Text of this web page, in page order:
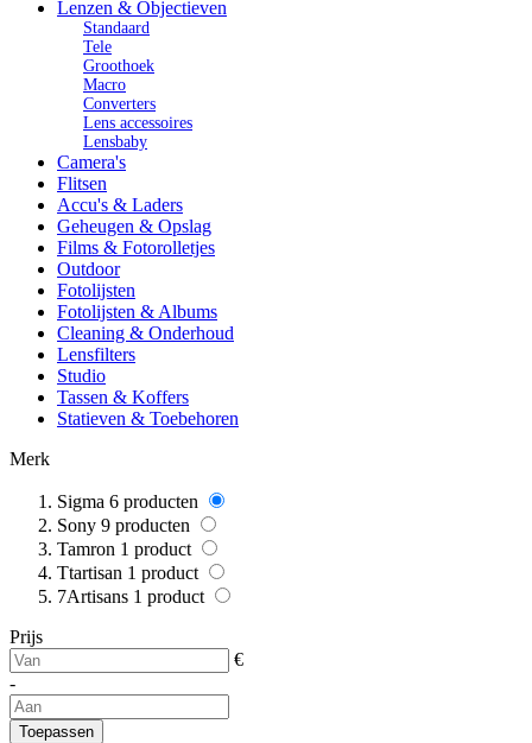
Camera's
Lenzen & Objectieven
Standaard
Tele
Groothoek
Macro
Converters
Lens accessoires
Lensbaby
Flitsen
Accu's & Laders
Geheugen & Opslag
Films & Fotorolletjes
Outdoor
Fotolijsten
Fotolijsten & Albums
Cleaning & Onderhoud
Lensfilters
Studio
Tassen & Koffers
Statieven & Toebehoren
Merk
Sigma 6 producten
Sony 9 producten
Tamron 1 product
Ttartisan 1 product
7Artisans 1 product
Prijs
€
-
Toepassen